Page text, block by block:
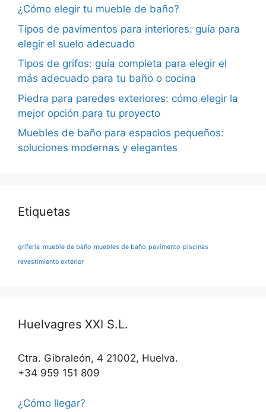
¿Cómo elegir tu mueble de baño?
Tipos de pavimentos para interiores: guía para
elegir el suelo adecuado
Tipos de grifos: guía completa para elegir el
más adecuado para tu baño o cocina
Piedra para paredes exteriores: cómo elegir la
mejor opción para tu proyecto
Muebles de baño para espacios pequeños:
soluciones modernas y elegantes
Etiquetas
grifería mueble de baño muebles de baño pavimento piscinas
revestimiento exterior
Huelvagres XXI S.L.
Ctra. Gibraleón, 4 21002, Huelva.
+34 959 151 809
¿Cómo llegar?